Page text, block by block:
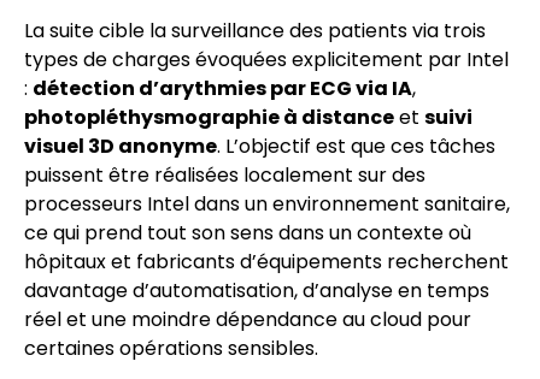
La suite cible la surveillance des patients via trois
types de charges évoquées explicitement par Intel
: détection d’arythmies par ECG via IA,
photopléthysmographie à distanceet suivi
visuel 3D anonyme. L’objectif est que ces tâches
puissent être réalisées localement sur des
processeurs Intel dans un environnement sanitaire,
ce qui prend tout son sens dans un contexte où
hôpitaux et fabricants d’équipements recherchent
davantage d’automatisation, d’analyse en temps
réel et une moindre dépendance au cloud pour
certaines opérations sensibles.